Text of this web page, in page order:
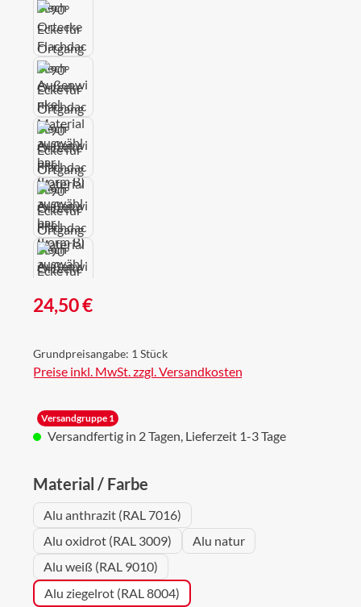
Regulärer Preis:
24,50 €
Grundpreisangabe: 1 Stück
Preise inkl. MwSt. zzgl. Versandkosten
Versandgruppe 1
Versandfertig in 2 Tagen, Lieferzeit 1-3 Tage
Material / Farbe
Alu anthrazit (RAL 7016)
Alu oxidrot (RAL 3009)
Alu natur
Alu weiß (RAL 9010)
Alu ziegelrot (RAL 8004)